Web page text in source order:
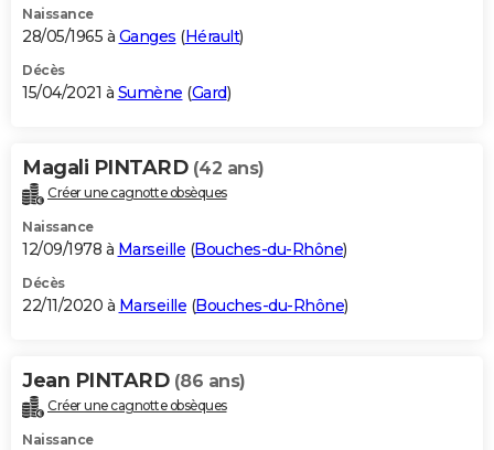
Naissance
28/05/1965 à Ganges (Hérault)
Décès
15/04/2021 à Sumène (Gard)
Magali PINTARD (42 ans)
Créer une cagnotte obsèques
Naissance
12/09/1978 à Marseille (Bouches-du-Rhône)
Décès
22/11/2020 à Marseille (Bouches-du-Rhône)
Jean PINTARD (86 ans)
Créer une cagnotte obsèques
Naissance